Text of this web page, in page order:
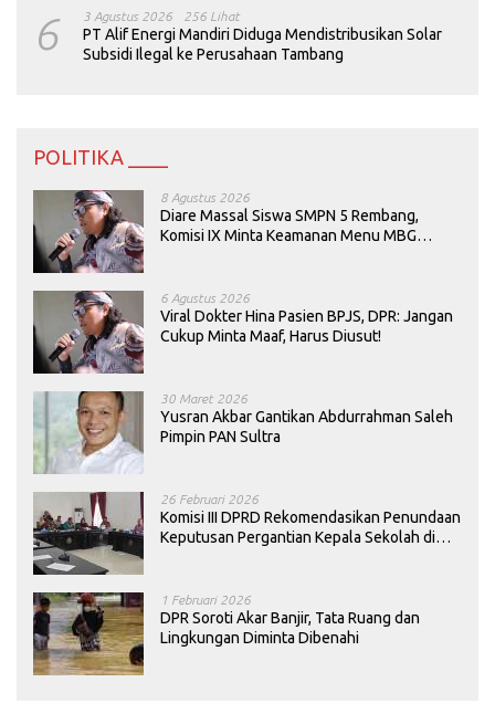
6 3 Agustus 2026 256 Lihat
PT Alif Energi Mandiri Diduga Mendistribusikan Solar
Subsidi Ilegal ke Perusahaan Tambang
POLITIKA ____
8 Agustus 2026
Diare Massal Siswa SMPN 5 Rembang,
Komisi IX Minta Keamanan Menu MBG
6 Agustus 2026
Viral Dokter Hina Pasien BPJS, DPR: Jangan
Cukup Minta Maaf, Harus Diusut!
30 Maret 2026
Yusran Akbar Gantikan Abdurrahman Saleh
Pimpin PAN Sultra
26 Februari 2026
Komisi III DPRD Rekomendasikan Penundaan
Keputusan Pergantian Kepala Sekolah di
1 Februari 2026
DPR Soroti Akar Banjir, Tata Ruang dan
Lingkungan Diminta Dibenahi